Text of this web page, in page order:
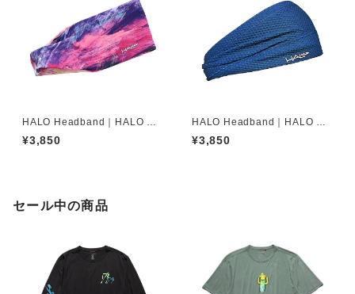
HALO Headband｜HALO バ
ンディット JP（dusk）
¥3,850
HALO Headband｜HALO バ
ンディット JP（Air Abyss Bl
ue）
¥3,850
セール中の商品